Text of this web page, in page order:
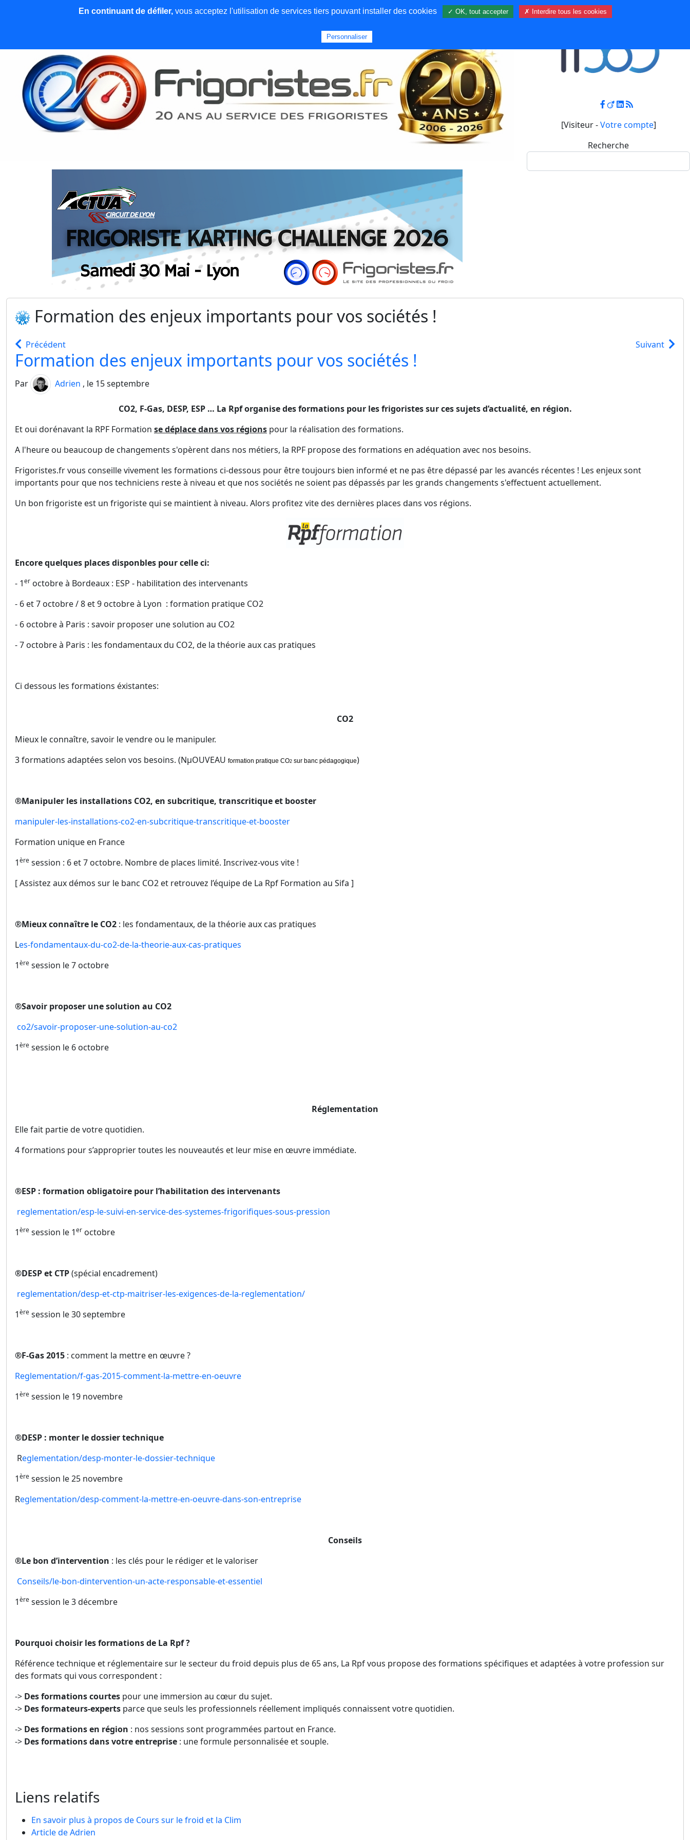
News et articles Emploi Qui sommes nous Contact Mon compte
[Visiteur -Votre compte]
Recherche
Formation des enjeux importants pour vos sociétés !
Précédent Suivant
Formation des enjeux importants pour vos sociétés !
Par Adrien , le 15 septembre
CO2, F-Gas, DESP, ESP … La Rpf organise des formations pour les frigoristes sur ces sujets d’actualité, en région.
Et oui dorénavant la RPF Formation se déplace dans vos régions pour la réalisation des formations.
A l'heure ou beaucoup de changements s'opèrent dans nos métiers, la RPF propose des formations en adéquation avec nos besoins.
Frigoristes.fr vous conseille vivement les formations ci-dessous pour être toujours bien informé et ne pas être dépassé par les avancés récentes ! Les enjeux sont
importants pour que nos techniciens reste à niveau et que nos sociétés ne soient pas dépassés par les grands changements s'effectuent actuellement.
Un bon frigoriste est un frigoriste qui se maintient à niveau. Alors profitez vite des dernières places dans vos régions.
Encore quelques places disponbles pour celle ci:
- 1er octobre à Bordeaux : ESP - habilitation des intervenants
- 6 et 7 octobre / 8 et 9 octobre à Lyon : formation pratique CO2
- 6 octobre à Paris : savoir proposer une solution au CO2
- 7 octobre à Paris : les fondamentaux du CO2, de la théorie aux cas pratiques
Ci dessous les formations éxistantes:
CO2
Mieux le connaître, savoir le vendre ou le manipuler.
3 formations adaptées selon vos besoins. (NµOUVEAU formation pratique CO2 sur banc pédagogique)
®Manipuler les installations CO2, en subcritique, transcritique et booster
manipuler-les-installations-co2-en-subcritique-transcritique-et-booster
Formation unique en France
1ère session : 6 et 7 octobre. Nombre de places limité. Inscrivez-vous vite !
[ Assistez aux démos sur le banc CO2 et retrouvez l’équipe de La Rpf Formation au Sifa ]
®Mieux connaître le CO2 : les fondamentaux, de la théorie aux cas pratiques
Les-fondamentaux-du-co2-de-la-theorie-aux-cas-pratiques
1ère session le 7 octobre
®Savoir proposer une solution au CO2
co2/savoir-proposer-une-solution-au-co2
1ère session le 6 octobre
Réglementation
Elle fait partie de votre quotidien.
4 formations pour s’approprier toutes les nouveautés et leur mise en œuvre immédiate.
®ESP : formation obligatoire pour l’habilitation des intervenants
reglementation/esp-le-suivi-en-service-des-systemes-frigorifiques-sous-pression
1ère session le 1er octobre
®DESP et CTP(spécial encadrement)
reglementation/desp-et-ctp-maitriser-les-exigences-de-la-reglementation/
1ère session le 30 septembre
®F-Gas 2015 : comment la mettre en œuvre ?
Reglementation/f-gas-2015-comment-la-mettre-en-oeuvre
1ère session le 19 novembre
®DESP : monter le dossier technique
Reglementation/desp-monter-le-dossier-technique
1ère session le 25 novembre
Reglementation/desp-comment-la-mettre-en-oeuvre-dans-son-entreprise
Conseils
®Le bon d’intervention : les clés pour le rédiger et le valoriser
Conseils/le-bon-dintervention-un-acte-responsable-et-essentiel
1ère session le 3 décembre
Pourquoi choisir les formations de La Rpf ?
Référence technique et réglementaire sur le secteur du froid depuis plus de 65 ans, La Rpf vous propose des formations spécifiques et adaptées à votre profession sur
des formats qui vous correspondent :
-> Des formations courtes pour une immersion au cœur du sujet.
-> Des formateurs-experts parce que seuls les professionnels réellement impliqués connaissent votre quotidien.
-> Des formations en région : nos sessions sont programmées partout en France.
-> Des formations dans votre entreprise : une formule personnalisée et souple.
Liens relatifs
En savoir plus à propos de Cours sur le froid et la Clim
Article de Adrien
En continuant de défiler,vous acceptez l'utilisation de services tiers pouvant installer des cookies ✓ OK, tout accepter ✗ Interdire tous les cookies
Personnaliser